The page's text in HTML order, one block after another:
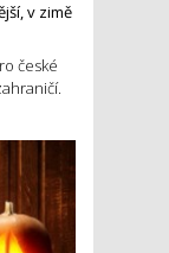
v zimě
české